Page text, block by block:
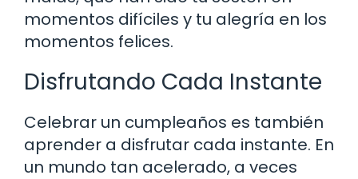
momentos difíciles y tu alegría en los
momentos felices.
Disfrutando Cada Instante
Celebrar un cumpleaños es también
aprender a disfrutar cada instante. En
un mundo tan acelerado, a veces